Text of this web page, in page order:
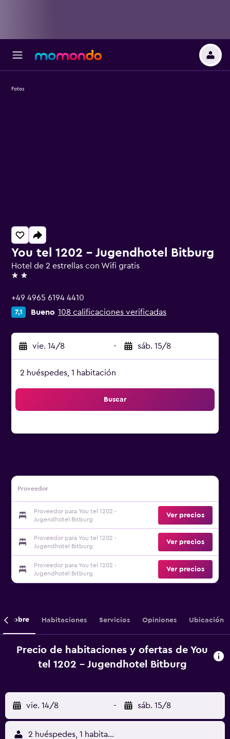
You tel 1202 - Jugendhotel Bitburg
Hotel de 2 estrellas con Wifi gratis
2 estrellas
+49 4965 6194 4410
7,1 Bueno 108 calificaciones verificadas
vie. 14/8 - sáb. 15/8
2 huéspedes, 1 habitación
Buscar
Proveedor
Proveedor para You tel 1202 -
Jugendhotel Bitburg
Ver precios
Proveedor para You tel 1202 -
Jugendhotel Bitburg
Ver precios
Proveedor para You tel 1202 -
Jugendhotel Bitburg
Ver precios
Fotos
Sobre Habitaciones Servicios Opiniones Ubicación
Precio de habitaciones y ofertas de You
tel 1202 - Jugendhotel Bitburg
vie. 14/8 - sáb. 15/8
2 huéspedes, 1 habitación